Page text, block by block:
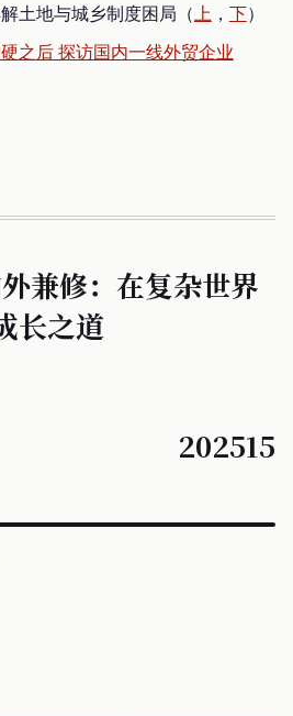
土地与城乡制度困局（上， 下）
之后 探访国内一线外贸企业
兼修：在复杂世界
长之道
202515